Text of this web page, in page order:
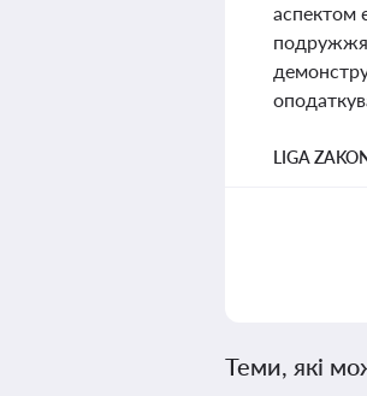
аспектом
LIGA
Теми, які